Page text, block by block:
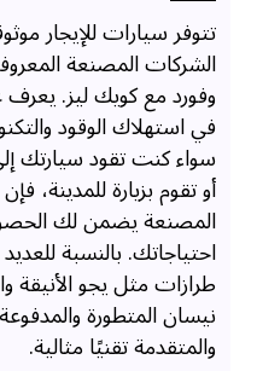
تتوفر سيارات للإيجار
الشركات المصنعة
وفورد مع كويك ليز.
في استهلاك الوقود
سواء كنت تقود سيارتك
أو تقوم بزيارة للمدينة،
المصنعة يضمن لك
احتياجاتك. بالنسبة
طرازات مثل يجو الأنيقة
نيسان المتطورة
والمتقدمة تقنيًا مثالية.